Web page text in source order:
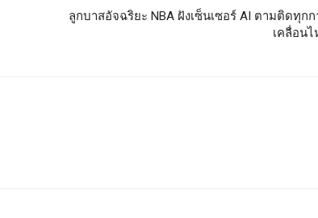
ลูกบาสอัจฉริยะ NBA ฝังเซ็นเซอร์ AI ตามติดทุกก
เคลื่อนไ